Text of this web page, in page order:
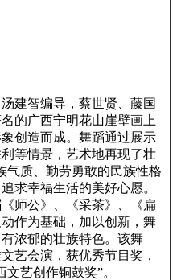
建智编导，蔡世贤、藤国
的广西宁明花山崖壁画上
创造而成。舞蹈通过展示
等情景，艺术地再现了壮
气质、勤劳勇敢的民族性格
求幸福生活的美好心愿。
师公》、《采茶》、《扁
作为基础，加以创新，舞
浓郁的壮族特色。该舞
艺会演，获优秀节目奖，
文艺创作铜鼓奖”。